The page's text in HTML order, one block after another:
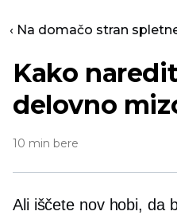
‹ Na domačo stran
Kako
delovno
10 min bere
Ali iščete nov hobi, da